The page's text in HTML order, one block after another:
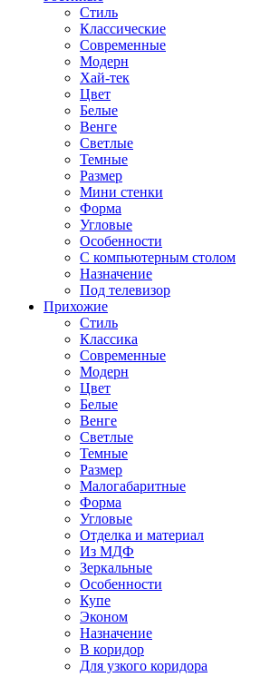
Стиль
Классические
Современные
Модерн
Хай-тек
Цвет
Белые
Венге
Светлые
Темные
Размер
Мини стенки
Форма
Угловые
Особенности
С компьютерным столом
Назначение
Под телевизор
Прихожие
Стиль
Классика
Современные
Модерн
Цвет
Белые
Венге
Светлые
Темные
Размер
Малогабаритные
Форма
Угловые
Отделка и материал
Из МДФ
Зеркальные
Особенности
Купе
Эконом
Назначение
В коридор
Для узкого коридора